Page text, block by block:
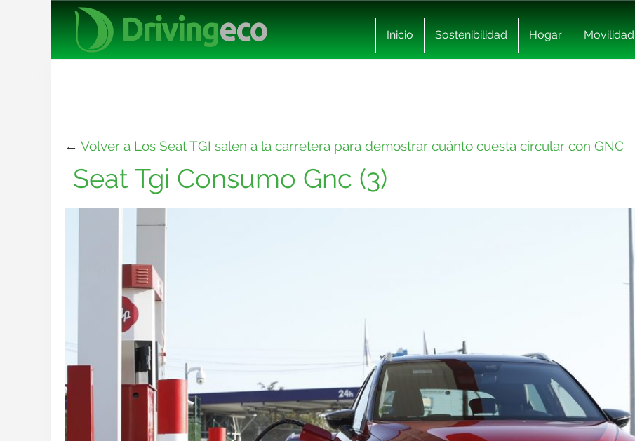
Inicio Sostenibilidad Hogar Movilidad
← Volver a Los Seat TGI salen a la carretera para demostrar cuánto cuesta circular con GNC
Seat Tgi Consumo Gnc (3)